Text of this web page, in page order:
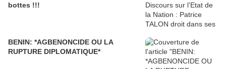
bottes !!!
BENIN: *AGBENONCIDE OU LA
RUPTURE DIPLOMATIQUE*